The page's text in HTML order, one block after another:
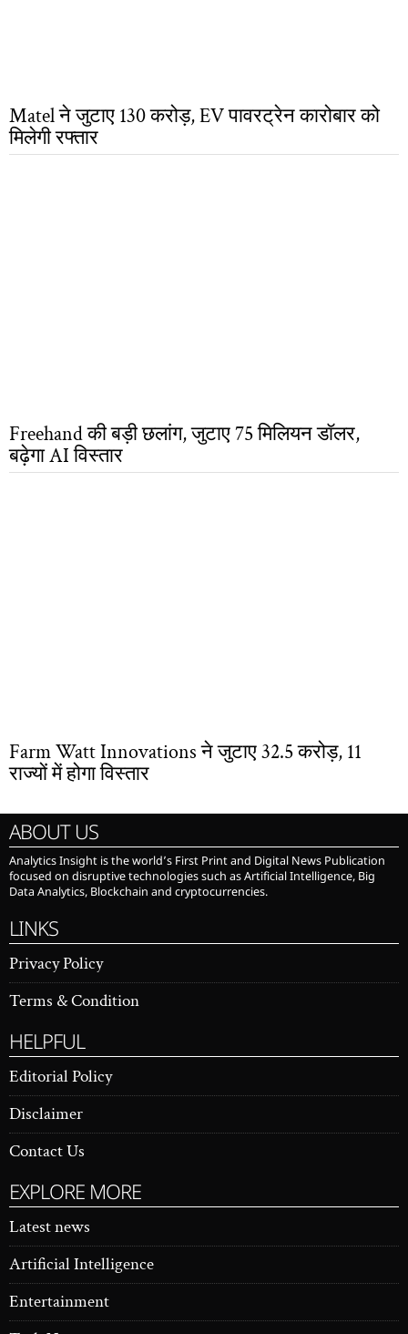
Matel ने जुटाए 130 करोड़, EV पावरट्रेन कारोबार को
मिलेगी रफ्तार
Freehand की बड़ी छलांग, जुटाए 75 मिलियन डॉलर,
बढ़ेगा AI विस्तार
Farm Watt Innovations ने जुटाए 32.5 करोड़, 11
राज्यों में होगा विस्तार
ABOUT US
Analytics Insight is the world’s First Print and Digital News Publication
focused on disruptive technologies such as Artificial Intelligence, Big
Data Analytics, Blockchain and cryptocurrencies.
LINKS
Privacy Policy
Terms & Condition
HELPFUL
Editorial Policy
Disclaimer
Contact Us
EXPLORE MORE
Latest news
Artificial Intelligence
Entertainment